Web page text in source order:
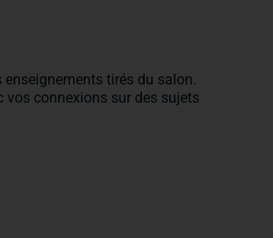
tirés du salon.
vos connexions sur des sujets